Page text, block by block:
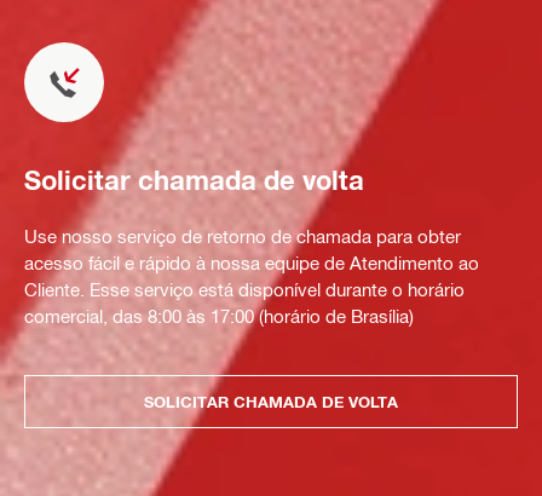
Solicitar chamada de volta
Use nosso serviço de retorno de chamada para obter
acesso fácil e rápido à nossa equipe de Atendimento ao
Cliente. Esse serviço está disponível durante o horário
comercial, das 8:00 às 17:00 (horário de Brasília)
SOLICITAR CHAMADA DE VOLTA